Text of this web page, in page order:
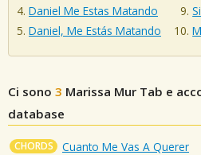
Daniel Me Estas Matando
Daniel, Me Estás Matando
Ci sono 3 Marissa Mur Tab e
database
CHORDS Cuanto Me Vas A Querer